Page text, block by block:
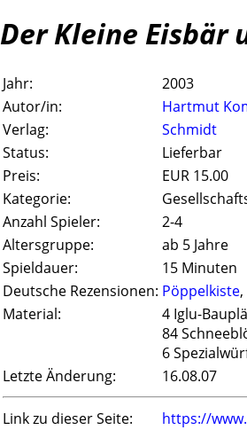
Der Kleine Eisbär
Jahr:
2003
Autor/in:
Hartmut
Verlag:
Schmidt
Status:
Lieferbar
Preis:
EUR 15.00
Kategorie:
Anzahl Spieler:
2-4
Altersgruppe:
ab 5 Jahre
Spieldauer:
15 Minuten
Deutsche Rezensionen: Pöppelkiste,
Material:
4 Iglu-
84
6
Letzte Änderung:
16.08.07
Link zu dieser Seite: https://